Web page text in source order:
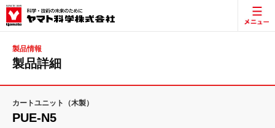
製品情報
製品詳細
カートユニット（木製）
PUE-N5